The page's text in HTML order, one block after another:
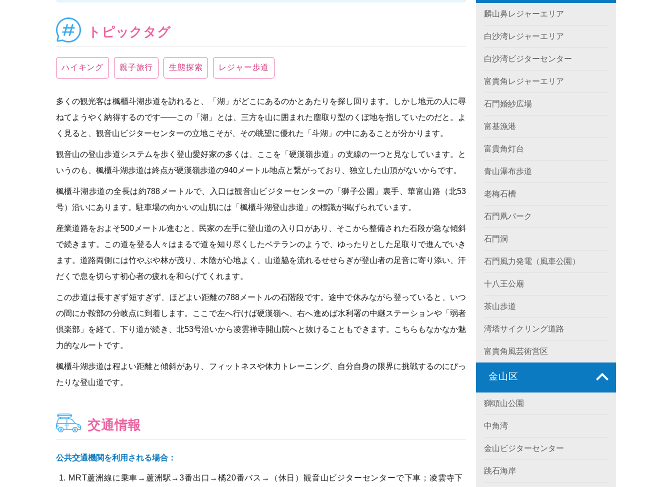
トピックタグ
ハイキング 親子旅行 生態探索 レジャー歩道
多くの観光客は楓櫃斗湖歩道を訪れると、「湖」がどこにあるのかとあたりを探し回ります。しかし地元の人に尋
ねてようやく納得するのです——この「湖」とは、三方を山に囲まれた塵取り型のくぼ地を指していたのだと。よ
く見ると、観音山ビジターセンターの立地こそが、その眺望に優れた「斗湖」の中にあることが分かります。
観音山の登山歩道システムを歩く登山愛好家の多くは、ここを「硬漢嶺歩道」の支線の一つと見なしています。と
いうのも、楓櫃斗湖歩道は終点が硬漢嶺歩道の940メートル地点と繋がっており、独立した山頂がないからです。
楓櫃斗湖歩道の全長は約788メートルで、入口は観音山ビジターセンターの「獅子公園」裏手、華富山路（北53
号）沿いにあります。駐車場の向かいの山肌には「楓櫃斗湖登山歩道」の標識が掲げられています。
産業道路をおよそ500メートル進むと、民家の左手に登山道の入り口があり、そこから整備された石段が急な傾斜
で続きます。この道を登る人々はまるで道を知り尽くしたベテランのようで、ゆったりとした足取りで進んでいき
ます。道路両側には竹やぶや林が茂り、木陰が心地よく、山道脇を流れるせせらぎが登山者の足音に寄り添い、汗
だくで息を切らす初心者の疲れを和らげてくれます。
この步道は長すぎず短すぎず、ほどよい距離の788メートルの石階段です。途中で休みながら登っていると、いつ
の間にか鞍部の分岐点に到着します。ここで左へ行けば硬漢嶺へ、右へ進めば水利署の中継ステーションや「弱者
倶楽部」を経て、下り道が続き、北53号沿いから凌雲禅寺開山院へと抜けることもできます。こちらもなかなか魅
力的なルートです。
楓櫃斗湖歩道は程よい距離と傾斜があり、フィットネスや体力トレーニング、自分自身の限界に挑戦するのにぴっ
たりな登山道です。
交通情報
公共交通機関を利用される場合：
MRT蘆洲線に乗車→蘆洲駅→3番出口→橘20番バス→（休日）観音山ビジターセンターで下車；凌雲寺下
麟山鼻レジャーエリア
白沙湾レジャーエリア
白沙湾ビジターセンター
富貴角レジャーエリア
石門婚紗広場
富基漁港
富貴角灯台
青山瀑布歩道
老梅石槽
石門凧パーク
石門洞
石門風力発電（風車公園）
十八王公廟
茶山歩道
湾塔サイクリング道路
富貴角風芸術営区
金山区
獅頭山公園
中角湾
金山ビジターセンター
跳石海岸